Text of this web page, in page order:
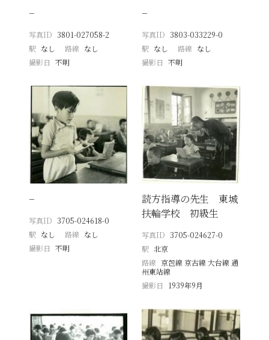
−
写真ID 3801-027058-2
駅 なし 路線 なし
撮影日
不明
−
写真ID 3803-033229-0
駅 なし 路線 なし
撮影日 不明
−
写真ID 3705-024618-0
駅 なし 路線 なし
撮影日
不明
読方指導の先生 東城
扶輪学校 初級生
写真ID 3705-024627-0
駅 北京
路線 京包線 京古線 大台線 通
州東站線
撮影日
1939年9月